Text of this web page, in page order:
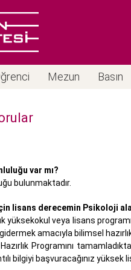
Mezun Basın
var mı?
bulunmaktadır.
lisans derecemin Psikoloji
yüksekokul veya lisans
amacıyla bilimsel
Hazırlık Programını
bilgiyi başvuracağınız